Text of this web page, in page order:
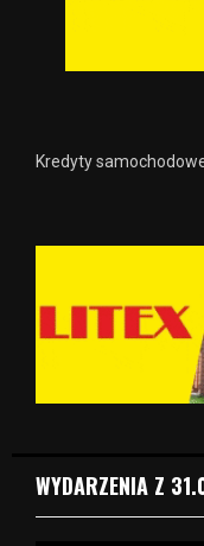
Kredyty
WYDARZENIA Z